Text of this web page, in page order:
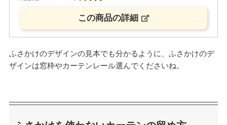
この商品の詳細
ふさかけのデザインの見本でも分かるように、ふさかけのデ
ザインは窓枠やカーテンレール選んでくださいね。